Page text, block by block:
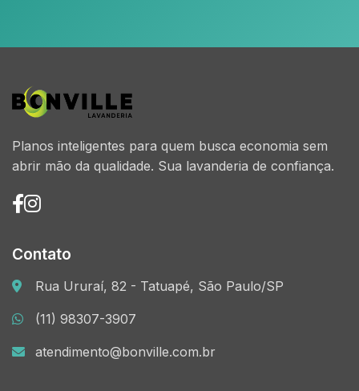
Planos inteligentes para quem busca economia sem
abrir mão da qualidade. Sua lavanderia de confiança.
Contato
Rua Ururaí, 82 - Tatuapé, São Paulo/SP
(11) 98307-3907
atendimento@bonville.com.br